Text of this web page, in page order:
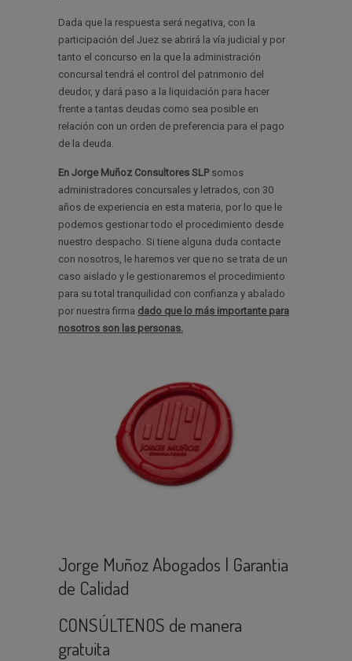
Dada que la respuesta será negativa, con la
participación del Juez se abrirá la vía judicial y por
tanto el concurso en la que la administración
concursal tendrá el control del patrimonio del
deudor, y dará paso a la liquidación para hacer
frente a tantas deudas como sea posible en
relación con un orden de preferencia para el pago
de la deuda.
En Jorge Muñoz Consultores SLPsomos
administradores concursales y letrados, con 30
años de experiencia en esta materia, por lo que le
podemos gestionar todo el procedimiento desde
nuestro despacho. Si tiene alguna duda contacte
con nosotros, le haremos ver que no se trata de un
caso aislado y le gestionaremos el procedimiento
para su total tranquilidad con confianza y abalado
por nuestra firma dado que lo más importante para
nosotros son las personas.
Jorge Muñoz Abogados | Garantia
de Calidad
CONSÚLTENOS de manera
gratuita